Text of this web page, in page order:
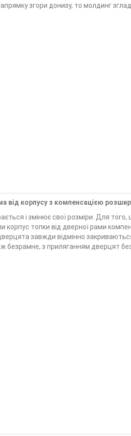
згори донизу, то молдинг
від корпусу з компенсацією
і змінює свої розміри. Для
корпус топки від дверної рами
завжди відмінно
безрамне, з приляганням дверцят